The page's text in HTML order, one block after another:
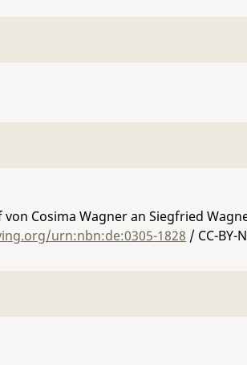
Cosima Wagner an Siegfried
urn:nbn:de:0305-1828 / CC-BY-